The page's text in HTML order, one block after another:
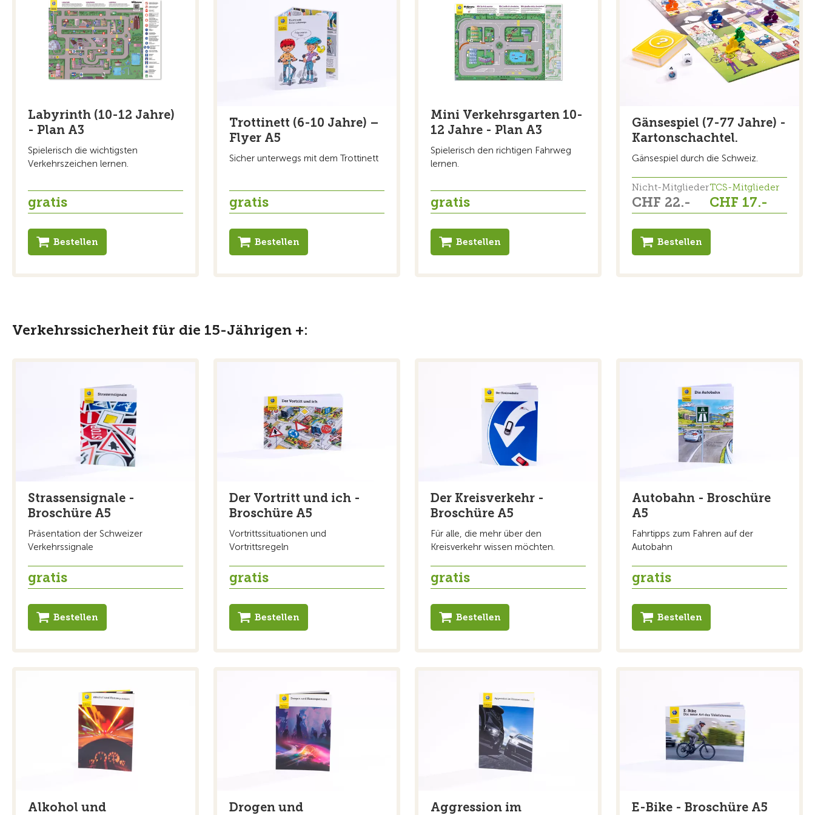
Labyrinth (10-12 Jahre)
- Plan A3
Spielerisch die wichtigsten
Verkehrszeichen lernen.
gratis
Bestellen
Trottinett (6-10 Jahre) –
Flyer A5
Sicher unterwegs mit dem Trottinett
gratis
Bestellen
Mini Verkehrsgarten 10-
12 Jahre - Plan A3
Spielerisch den richtigen Fahrweg
lernen.
gratis
Bestellen
Gänsespiel (7-77 Jahre) -
Kartonschachtel.
Gänsespiel durch die Schweiz.
Nicht-Mitglieder
CHF 22.-
TCS-Mitglieder
CHF 17.-
Bestellen
Verkehrssicherheit für die 15-Jährigen +:
Strassensignale -
Broschüre A5
Präsentation der Schweizer
Verkehrssignale
gratis
Bestellen
Der Vortritt und ich -
Broschüre A5
Vortrittssituationen und
Vortrittsregeln
gratis
Bestellen
Der Kreisverkehr -
Broschüre A5
Für alle, die mehr über den
Kreisverkehr wissen möchten.
gratis
Bestellen
Autobahn - Broschüre
A5
Fahrtipps zum Fahren auf der
Autobahn
gratis
Bestellen
Alkohol und
Drogen und
Aggression im
E-Bike - Broschüre A5